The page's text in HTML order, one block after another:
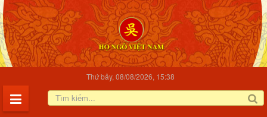
Thứ bảy, 08/08/2026, 15:38